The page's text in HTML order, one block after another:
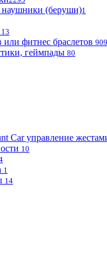
(беруши)1
фитнес браслетов 909
геймпады 80
Car управление
10
1
14